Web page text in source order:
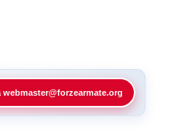
webmaster@forzearmate.org